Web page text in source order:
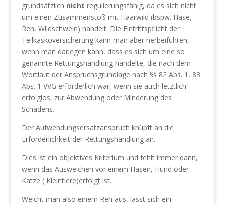
grundsätzlich nicht regulierungsfähig, da es sich nicht
um einen Zusammenstoß mit Haarwild (bspw. Hase,
Reh, Wildschwein) handelt. Die Eintrittspflicht der
Teilkaskoversicherung kann man aber herbeiführen,
wenn man darlegen kann, dass es sich um eine so
genannte Rettungshandlung handelte, die nach dem
Wortlaut der Anspruchsgrundlage nach §§ 82 Abs. 1, 83
Abs. 1 VVG erforderlich war, wenn sie auch letztlich
erfolglos, zur Abwendung oder Minderung des
Schadens.
Der Aufwendungsersatzanspruch knüpft an die
Erforderlichkeit der Rettungshandlung an.
Dies ist ein objektives Kriterium und fehlt immer dann,
wenn das Ausweichen vor einem Hasen, Hund oder
Katze ( Kleintiere)erfolgt ist.
Weicht man also einem Reh aus, lässt sich ein